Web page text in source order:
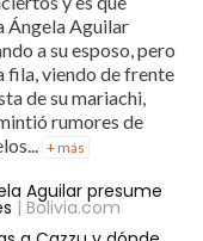
Ángela Aguilar
a su esposo, pero
fila, viendo de frente
de su mariachi,
rumores de
+ más
Aguilar presume
| Bolivia.com